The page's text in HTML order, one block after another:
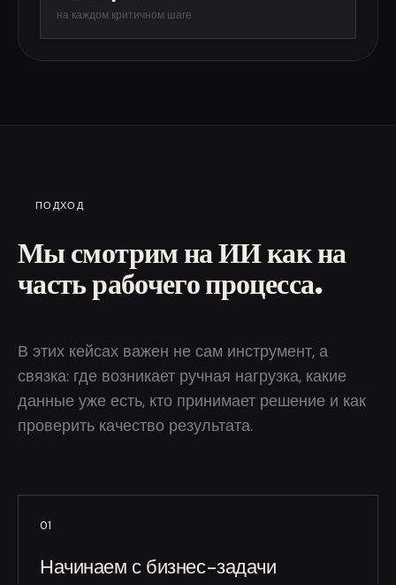
на каждом критичном шаге
ПОДХОД
Мы смотрим на ИИ как на
часть рабочего процесса.
В этих кейсах важен не сам инструмент, а
связка: где возникает ручная нагрузка, какие
данные уже есть, кто принимает решение и как
проверить качество результата.
01
Начинаем с бизнес-задачи